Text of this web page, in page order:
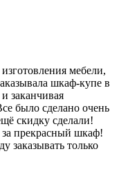
мебели,
шкаф-купе в
заканчивая
было сделано очень
скидку сделали!
за прекрасный шкаф!
заказывать только